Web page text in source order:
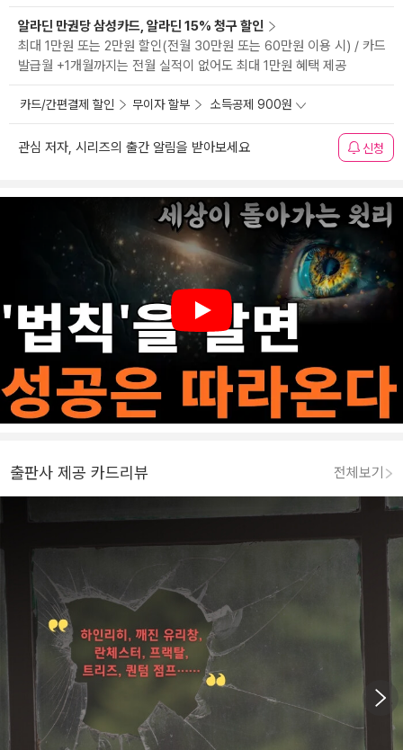
알라딘 만권당 삼성카드, 알라딘 15% 청구 할인
최대 1만원 또는 2만원 할인(전월 30만원 또는 60만원 이용 시) / 카드
발급월 +1개월까지는 전월 실적이 없어도 최대 1만원 혜택 제공
카드/간편결제 할인 무이자 할부 소득공제 900원
관심 저자, 시리즈의 출간 알림을 받아보세요 신청
Play
출판사 제공 카드리뷰 전체보기